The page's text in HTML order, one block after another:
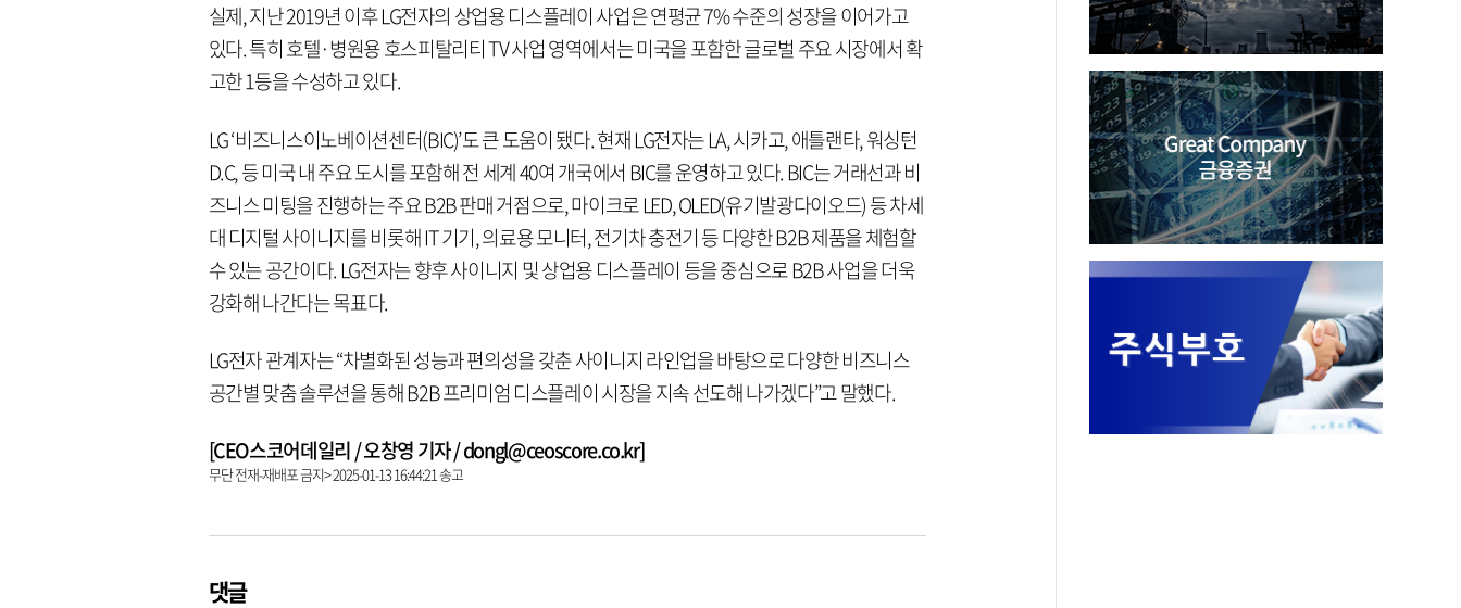
실제, 지난 2019년 이후 LG전자의 상업용 디스플레이 사업은 연평균 7% 수준의 성장을 이어가고
있다. 특히 호텔·병원용 호스피탈리티 TV 사업 영역에서는 미국을 포함한 글로벌 주요 시장에서 확
고한 1등을 수성하고 있다.
LG ‘비즈니스이노베이션센터(BIC)’도 큰 도움이 됐다. 현재 LG전자는 LA, 시카고, 애틀랜타, 워싱턴
D.C, 등 미국 내 주요 도시를 포함해 전 세계 40여 개국에서 BIC를 운영하고 있다. BIC는 거래선과 비
즈니스 미팅을 진행하는 주요 B2B 판매 거점으로, 마이크로 LED, OLED(유기발광다이오드) 등 차세
대 디지털 사이니지를 비롯해 IT 기기, 의료용 모니터, 전기차 충전기 등 다양한 B2B 제품을 체험할
수 있는 공간이다. LG전자는 향후 사이니지 및 상업용 디스플레이 등을 중심으로 B2B 사업을 더욱
강화해 나간다는 목표다.
LG전자 관계자는 “차별화된 성능과 편의성을 갖춘 사이니지 라인업을 바탕으로 다양한 비즈니스
공간별 맞춤 솔루션을 통해 B2B 프리미엄 디스플레이 시장을 지속 선도해 나가겠다”고 말했다.
[CEO스코어데일리 / 오창영 기자 / dongl@ceoscore.co.kr]
무단 전재-재배포 금지> 2025-01-13 16:44:21 송고
댓글